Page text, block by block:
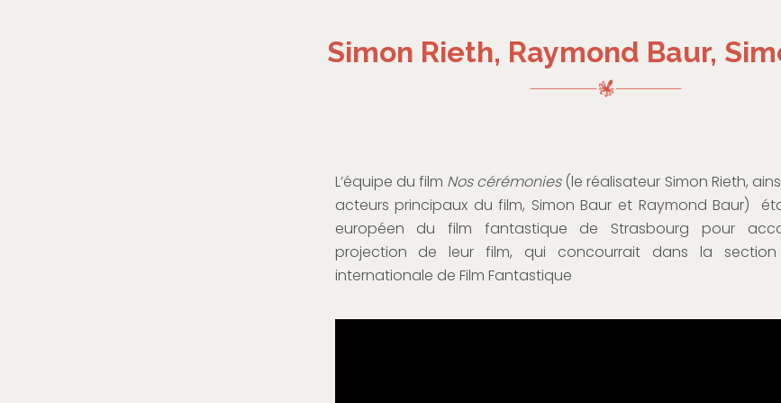
Simon Rieth, Raymond Baur,
L’équipe du film Nos cérémonies(le réalisateur Simon Rieth,
acteurs principaux du film, Simon Baur et Raymond Baur)
européen du film fantastique de Strasbourg pour
projection de leur film, qui concourrait dans la section
internationale de Film Fantastique